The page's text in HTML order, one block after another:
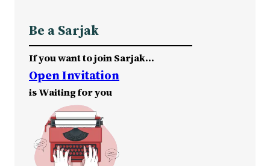
Be a Sarjak
If you want to join Sarjak…
Open Invitation
is Waiting for you